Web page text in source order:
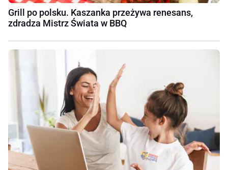
Grill po polsku. Kaszanka przeżywa renesans,
zdradza Mistrz Świata w BBQ